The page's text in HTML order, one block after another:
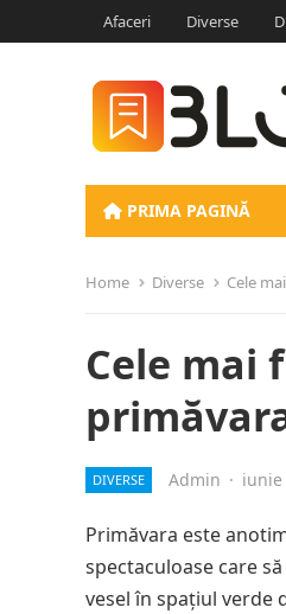
Afaceri Diverse
PRIMA PAGINĂ
Home Diverse Cele
Cele mai
DIVERSE Admin · iunie
Primăvara este
spectaculoase care
vesel în spațiul verde